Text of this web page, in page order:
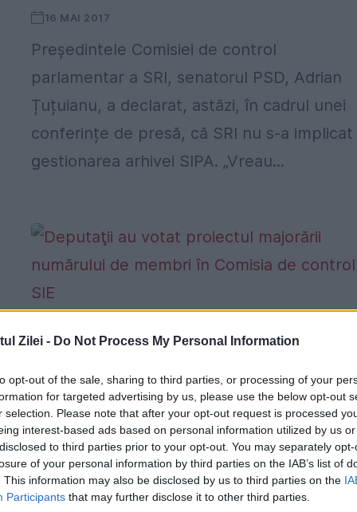
Zilei - Do Not Process My Personal Information
opt-out of the sale, sharing to third parties, or processing of your
for targeted advertising by us, please use the below opt-out
selection. Please note that after your opt-out request is processed
interest-based ads based on personal information utilized by us
to third parties prior to your opt-out. You may separately
of your personal information by third parties on the IAB’s list of
This information may also be disclosed by us to third parties on the
Participants that may further disclose it to other third parties.
16 MAI 2017
Președintele Comisiei de control
parlamentar a SRI, senatorul PSD, Adrian
Țuțuianu, a declarat, astăzi, în cadrul unei
conferințe de presă, că SRI nu s-a implicat
gestionarea arhivei SIPA. „Vreau...
Deputaţii au votat proiectul majorării
numărului de membri în Comisia de
control a SIE
6 MARTIE 2017
Camera Deputaţilor a adoptat pe articole,
luni, propunerea legislativă pentru
numărului membrilor Comisiei